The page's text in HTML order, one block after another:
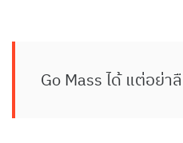
Go Mass ได้ แต่อย่า